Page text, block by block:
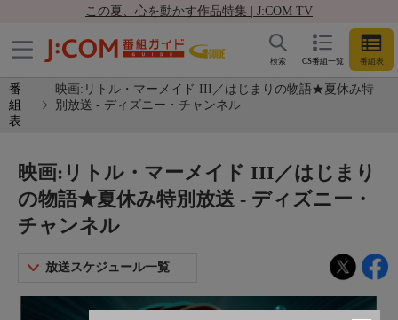
この夏、心を動かす作品特集 | J:COM TV
CS番組一覧 番組表
検索
番
組
表
映画:リトル・マーメイド III／はじまりの物語★夏休み特
別放送 - ディズニー・チャンネル
映画:リトル・マーメイド III／はじまり
の物語★夏休み特別放送 - ディズニー・
チャンネル
放送スケジュール一覧